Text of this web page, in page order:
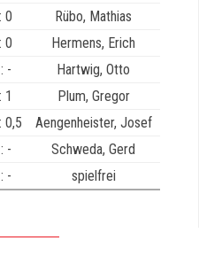
0
Rübo, Mathias
0
Hermens, Erich
-
Hartwig, Otto
1
Plum, Gregor
0,5
Aengenheister, Josef
-
Schweda, Gerd
- spielfrei